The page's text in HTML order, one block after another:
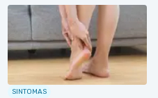
SINTOMAS